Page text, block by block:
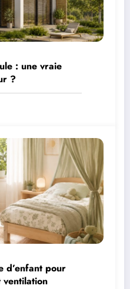
: une vraie
?
d’enfant pour
ventilation